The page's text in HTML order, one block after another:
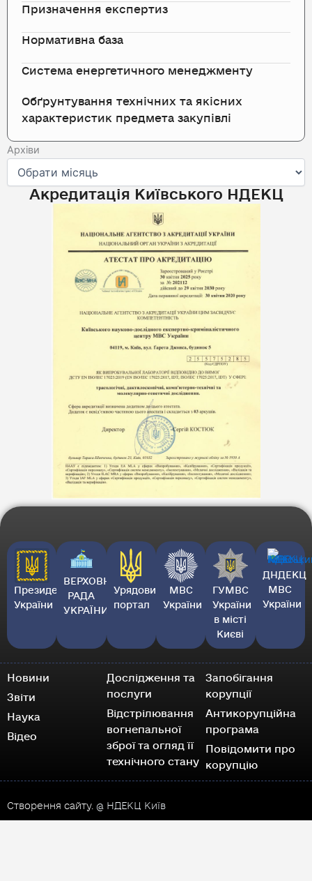
Призначення експертиз
Нормативна база
Система енергетичного менеджменту
Обґрунтування технічних та якісних
характеристик предмета закупівлі
Архіви
Архіви
Акредитація Київського НДЕКЦ
Президент
України
ВЕРХОВНА
РАДА
УКРАЇНИ
Урядовий
портал
МВС
України
ГУМВС
України
в місті
Києві
ДНДЕКЦ
МВС
України
Новини
Звіти
Наука
Відео
Дослідження та
послуги
Відстрілювання
вогнепальної
зброї та огляд її
технічного стану
Запобігання
корупції
Антикорупційна
програма
Повідомити про
корупцію
Створення сайту. @ НДЕКЦ Київ